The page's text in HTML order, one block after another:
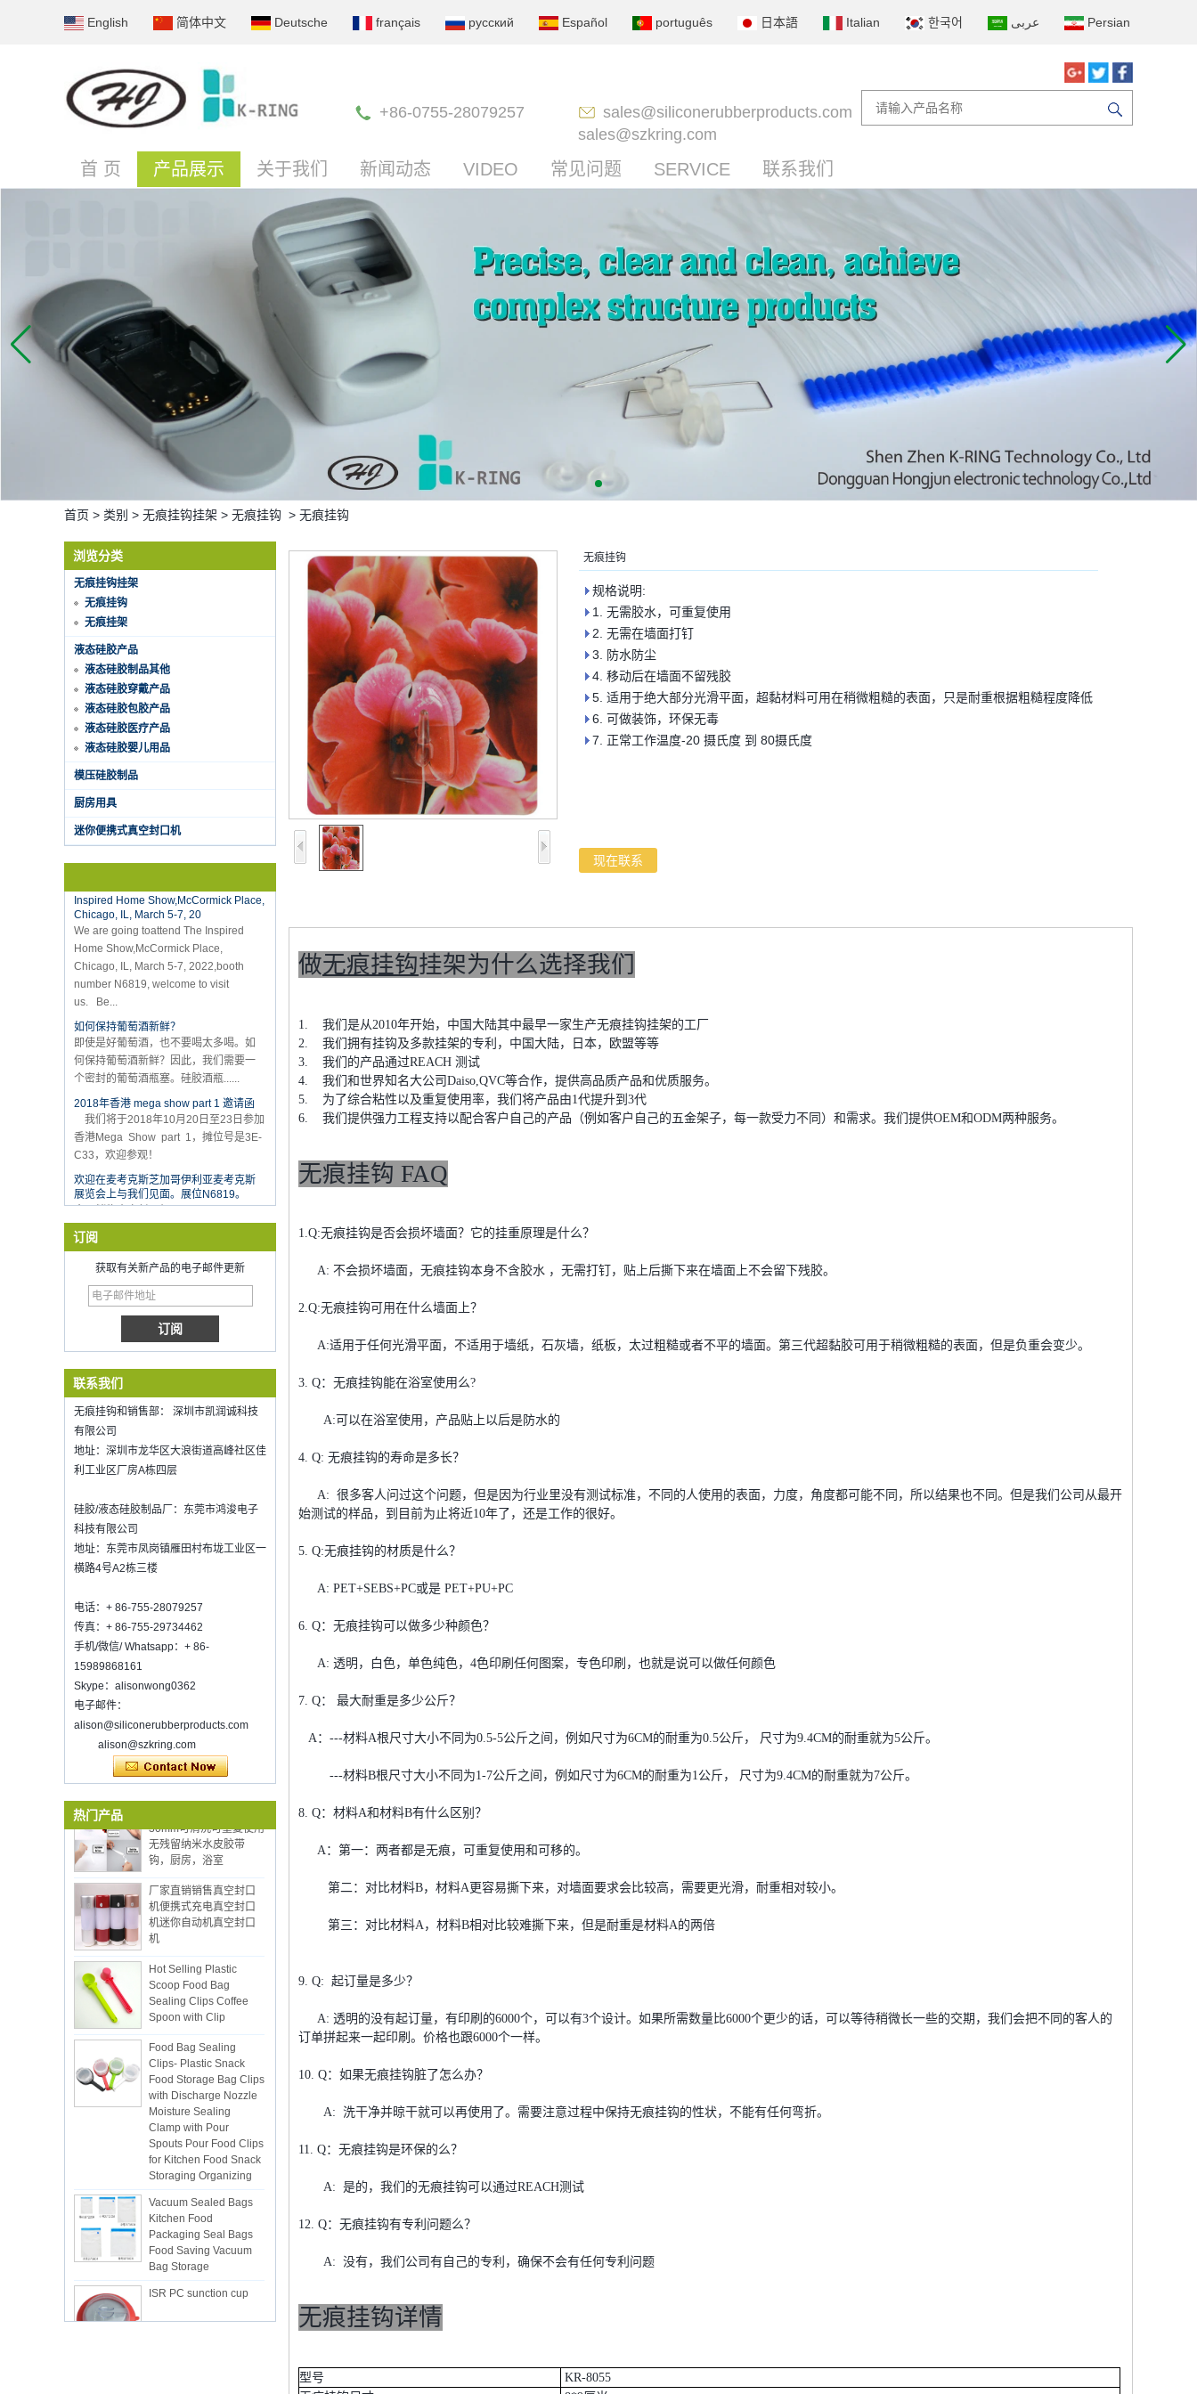
English 简体中文 Deutsche français русский Español português 日本語 Italian 한국어 عربى Persian
+86-0755-28079257
sales@siliconerubberproducts.com
sales@szkring.com
首 页 产品展示 关于我们 新闻动态 VIDEO 常见问题 SERVICE 联系我们
首页 > 类别 > 无痕挂钩挂架 > 无痕挂钩 > 无痕挂钩
浏览分类
无痕挂钩挂架
无痕挂钩
无痕挂架
液态硅胶产品
液态硅胶制品其他
液态硅胶穿戴产品
液态硅胶包胶产品
液态硅胶医疗产品
液态硅胶婴儿用品
模压硅胶制品
厨房用具
迷你便携式真空封口机
Hot selling products
vacuum sealer 1) For the vacuum
sealer, we have two versions, updated
version with theautomatically...
K-Ring's booth number N6819 - The
Chicago, IL, March 5-7, 20
We are going toattend The Inspired
Home Show,McCormick Place,
Chicago, IL, March 5-7, 2022,booth
number N6819, welcome to visit
us. Be...
如何保持葡萄酒新鲜？
即使是好葡萄酒，也不要喝太多喝。如
何保持葡萄酒新鲜？因此，我们需要一
个密封的葡萄酒瓶塞。硅胶酒瓶......
2018年香港 mega show part 1 邀请函
我们将于2018年10月20日至23日参加
香港Mega Show part 1，摊位号是3E-
C33，欢迎参观！
欢迎在麦考克斯芝加哥伊利亚麦考克斯
展览会上与我们见面。展位N6819。
食品储物真空封口机
深圳kring.已开工,2022年2月8日。订单
信息请联系Wendy.
Hot selling products
Hot selling products :portable mini
vacuum sealer 1) For the vacuum
sealer, we have two versions, updated
version with theautomatically...
K-Ring's booth number N6819 - The
Inspired Home Show,McCormick Place,
Chicago, IL, March 5-7, 20
We are going toattend The Inspired
Home Show,McCormick Place,
Chicago, IL, March 5-7, 2022,booth
number N6819, welcome to visit
如何保持葡萄酒新鲜？
即使是好葡萄酒，也不要喝太多喝。如
何保持葡萄酒新鲜？因此，我们需要一
我们将于2018年10月20日至23日参加
C33，欢迎参观！
欢迎在麦考克斯芝加哥伊利亚麦考克斯
食品储物真空封口机
深圳kring.已开工,2022年2月8日。订单
信息请联系Wendy.
订阅
获取有关新产品的电子邮件更新
联系我们
无痕挂钩和销售部： 深圳市凯润诚科技
有限公司
地址：深圳市龙华区大浪街道高峰社区佳
利工业区厂房A栋四层
硅胶/液态硅胶制品厂：东莞市鸿浚电子
科技有限公司
地址：东莞市凤岗镇雁田村布垅工业区一
横路4号A2栋三楼
电话：+ 86-755-28079257
传真：+ 86-755-29734462
手机/微信/ Whatsapp：+ 86-
15989868161
Skype：alisonwong0362
电子邮件：
alison@siliconerubberproducts.com
alison@szkring.com
热门产品
具设置与桶炊具与木柄
钩，厨房，浴室
机便携式充电真空封口
机迷你自动机真空封口
机
Scoop Food Bag
Sealing Clips Coffee
Spoon with Clip
Food Bag Sealing
Clips- Plastic Snack
Food Storage Bag Clips
with Discharge Nozzle
Moisture Sealing
Clamp with Pour
Spouts Pour Food Clips
for Kitchen Food Snack
Storaging Organizing
Vacuum Sealed Bags
Kitchen Food
Packaging Seal Bags
Food Saving Vacuum
Bag Storage
ISR PC sunction cup
无痕挂钩
规格说明:
1. 无需胶水，可重复使用
2. 无需在墙面打钉
3. 防水防尘
4. 移动后在墙面不留残胶
5. 适用于绝大部分光滑平面，超黏材料可用在稍微粗糙的表面，只是耐重根据粗糙程度降低
6. 可做装饰，环保无毒
7. 正常工作温度-20 摄氏度 到 80摄氏度
现在联系
做无痕挂钩挂架为什么选择我们
1. 我们是从2010年开始，中国大陆其中最早一家生产无痕挂钩挂架的工厂
2. 我们拥有挂钩及多款挂架的专利，中国大陆，日本，欧盟等等
3. 我们的产品通过REACH 测试
4. 我们和世界知名大公司Daiso,QVC等合作，提供高品质产品和优质服务。
5. 为了综合粘性以及重复使用率，我们将产品由1代提升到3代
6. 我们提供强力工程支持以配合客户自己的产品（例如客户自己的五金架子，每一款受力不同）和需求。我们提供OEM和ODM两种服务。
无痕挂钩 FAQ
1.Q:无痕挂钩是否会损坏墙面？它的挂重原理是什么？
A: 不会损坏墙面，无痕挂钩本身不含胶水 ，无需打钉，贴上后撕下来在墙面上不会留下残胶。
2.Q:无痕挂钩可用在什么墙面上？
A:适用于任何光滑平面，不适用于墙纸，石灰墙，纸板，太过粗糙或者不平的墙面。第三代超黏胶可用于稍微粗糙的表面，但是负重会变少。
3. Q：无痕挂钩能在浴室使用么?
A:可以在浴室使用，产品贴上以后是防水的
4. Q: 无痕挂钩的寿命是多长？
A: 很多客人问过这个问题，但是因为行业里没有测试标准，不同的人使用的表面，力度，角度都可能不同，所以结果也不同。但是我们公司从最开
始测试的样品，到目前为止将近10年了，还是工作的很好。
5. Q:无痕挂钩的材质是什么？
A: PET+SEBS+PC或是 PET+PU+PC
6. Q：无痕挂钩可以做多少种颜色？
A: 透明，白色，单色纯色，4色印刷任何图案，专色印刷，也就是说可以做任何颜色
7. Q： 最大耐重是多少公斤？
A：---材料A根尺寸大小不同为0.5-5公斤之间，例如尺寸为6CM的耐重为0.5公斤， 尺寸为9.4CM的耐重就为5公斤。
---材料B根尺寸大小不同为1-7公斤之间，例如尺寸为6CM的耐重为1公斤， 尺寸为9.4CM的耐重就为7公斤。
8. Q：材料A和材料B有什么区别？
A：第一：两者都是无痕，可重复使用和可移的。
第二：对比材料B，材料A更容易撕下来，对墙面要求会比较高，需要更光滑，耐重相对较小。
第三：对比材料A，材料B相对比较难撕下来，但是耐重是材料A的两倍
9. Q: 起订量是多少？
A: 透明的没有起订量，有印刷的6000个，可以有3个设计。如果所需数量比6000个更少的话，可以等待稍微长一些的交期，我们会把不同的客人的
订单拼起来一起印刷。价格也跟6000个一样。
10. Q：如果无痕挂钩脏了怎么办？
A: 洗干净并晾干就可以再使用了。需要注意过程中保持无痕挂钩的性状，不能有任何弯折。
11. Q：无痕挂钩是环保的么？
A: 是的，我们的无痕挂钩可以通过REACH测试
12. Q：无痕挂钩有专利问题么？
A: 没有，我们公司有自己的专利，确保不会有任何专利问题
无痕挂钩详情
型号
KR-8055